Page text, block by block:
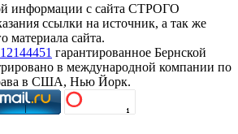
информации с сайта СТРОГО
ссылки на источник, а так же
материала сайта.
гарантированное Бернской
в международной компании по
в США, Нью Йорк.